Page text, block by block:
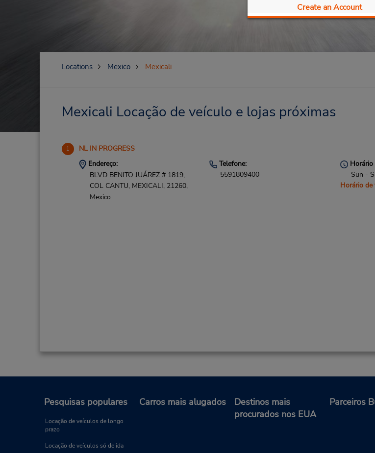
Create an Account
Locations Mexico Mexicali
Mexicali Locação de veículo e lojas próximas
1 NL IN PROGRESS
Endereço:
BLVD BENITO JUÁREZ # 1819,
COL CANTU, MEXICALI, 21260,
Mexico
Telefone:
5591809400
Horário
Sun -
Horário de
Pesquisas populares
Locação de veículos de longo
prazo
Locação de veículos só de ida
Carros mais alugados
Destinos mais
procurados nos EUA
Parceiros